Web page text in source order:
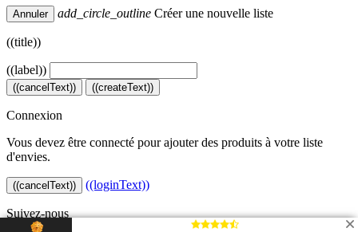
Annuler add_circle_outline Créer une nouvelle liste
((title))
((label))
((cancelText)) ((createText))
Connexion
Vous devez être connecté pour ajouter des produits à votre liste
d'envies.
((cancelText)) ((loginText))
Suivez-nous